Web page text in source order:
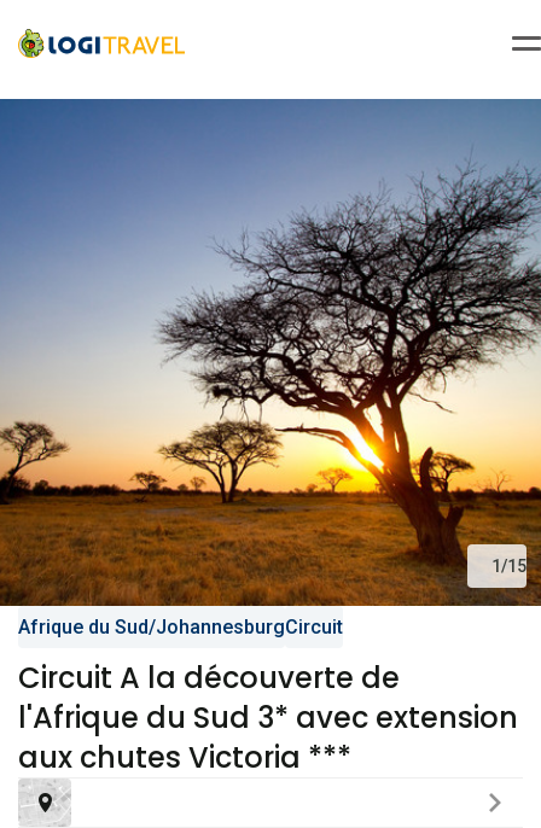
1/15
Afrique du Sud/JohannesburgCircuit
Circuit A la découverte de
l'Afrique du Sud 3* avec extension
aux chutes Victoria ***